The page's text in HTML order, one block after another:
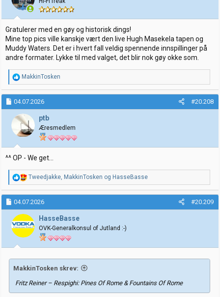
n
e
r
:
Gratulerer med en gøy og historisk dings!
Mine top pics ville kanskje vært den live Hugh Masekela tapen og
Muddy Waters. Det er i hvert fall veldig spennende innspillinger på
andre formater. Lykke til med valget, det blir nok gøy okke som.
R
e
a
k
j
o
n
e
r
:
MakkinTosken
04.07.2026 #20.208
ptb
Æresmedlem
^^ OP - We get…
R
e
a
k
j
o
r
Tweedjakke MakkinTosken og HasseBasse
04.07.2026 #20.209
HasseBasse
OVK-Generalkonsul of Jutland :-)
MakkinTosken skrev:
Fritz Reiner – Respighi: Pines Of Rome & Fountains Of Rome